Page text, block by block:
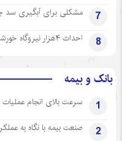
7 مشکلی برای آبگیری سد
8 احداث ۴هزار نیروگاه خورشیدی همزمان با سفر رئیس جمهور به یزد
بانک و بیمه
1 سرعت بالای انجام
2 صنعت بیمه با نگاه به